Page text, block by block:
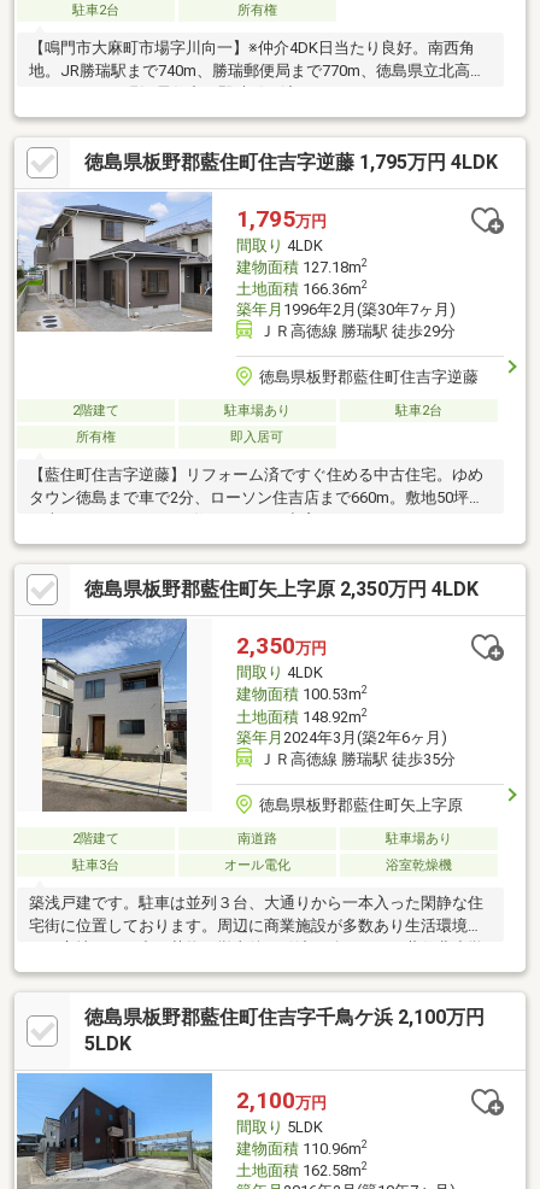
駐車2台
所有権
【鳴門市大麻町市場字川向一】※仲介4DK日当たり良好。南西角
地。JR勝瑞駅まで740m、勝瑞郵便局まで770m、徳島県立北高校
徳島県板野郡藍住町住吉字逆藤 1,795万円 4LDK
1,795万円
間取り 4LDK
建物面積127.18m2
土地面積166.36m2
築年月 1996年2月(築30年7ヶ月)
ＪＲ高徳線 勝瑞駅 徒歩29分
徳島県板野郡藍住町住吉字逆藤
2階建て 駐車場あり
駐車2台
所有権
即入居可
【藍住町住吉字逆藤】リフォーム済ですぐ住める中古住宅。ゆめ
タウン徳島まで車で2分、ローソン住吉店まで660m。敷地50坪の
外観、床の間のある和室6帖と21帖の広いＬＤＫがおススメで
す。※リフォーム済
徳島県板野郡藍住町矢上字原 2,350万円 4LDK
2,350万円
間取り 4LDK
建物面積100.53m2
土地面積148.92m2
築年月 2024年3月(築2年6ヶ月)
ＪＲ高徳線 勝瑞駅 徒歩35分
徳島県板野郡藍住町矢上字原
2階建て 南道路
駐車場あり
駐車3台
オール電化 浴室乾燥機
築浅戸建です。駐車は並列３台、大通りから一本入った閑静な住
宅街に位置しております。周辺に商業施設が多数あり生活環境豊
校まで600ｍ(徒歩8分)、藍住東中学校まで1000ｍ(徒歩13分)、敷
地内に大型の倉庫がありますので荷物の多い方も安心です！
徳島県板野郡藍住町住吉字千鳥ケ浜 2,100万円
5LDK
2,100万円
間取り 5LDK
建物面積110.96m2
土地面積162.58m2